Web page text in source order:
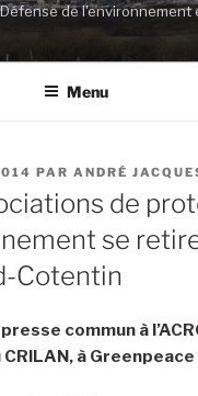
de l'environnement
Menu
PAR ANDRÉ
de
se
Cotentin
commun à
CRILAN, à Greenpeace